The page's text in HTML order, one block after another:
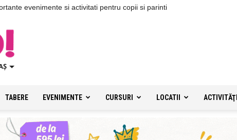
evenimente si activitati pentru copii si parinti
TABERE EVENIMENTE CURSURI LOCATII ACTIVITĂŢI